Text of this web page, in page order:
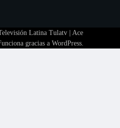
Latina Tulatv| Ace
gracias a WordPress.